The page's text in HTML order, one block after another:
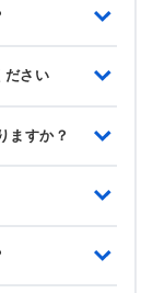
ださい
ますか？